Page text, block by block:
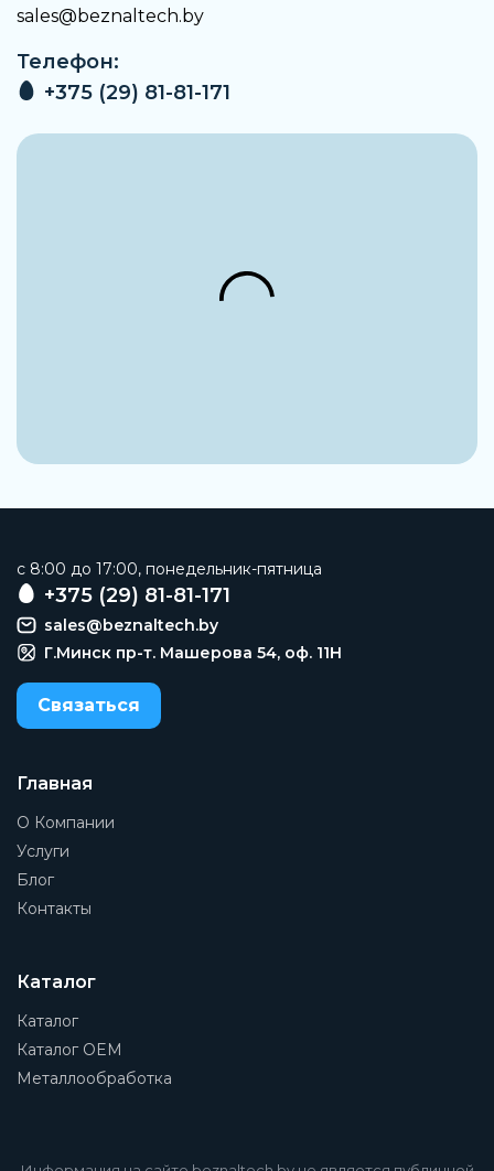
sales@beznaltech.by
Телефон:
+375 (29) 81-81-171
c 8:00 до 17:00, понедельник-пятница
+375 (29) 81-81-171
sales@beznaltech.by
Г.Минск пр-т. Машерова 54, оф. 11H
Связаться
Главная
О Компании
Услуги
Блог
Контакты
Каталог
Каталог
Каталог OEM
Металлообработка